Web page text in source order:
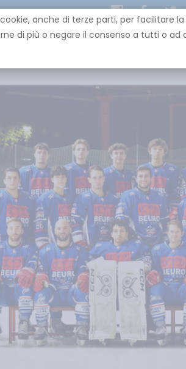
anche di terze parti, per facilitare
di più o negare il consenso a tutti o ad